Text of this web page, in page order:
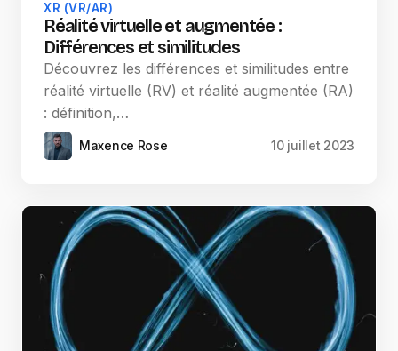
XR (VR/AR)
Réalité virtuelle et augmentée :
Différences et similitudes
Découvrez les différences et similitudes entre
réalité virtuelle (RV) et réalité augmentée (RA)
: définition,…
Maxence Rose 10 juillet 2023